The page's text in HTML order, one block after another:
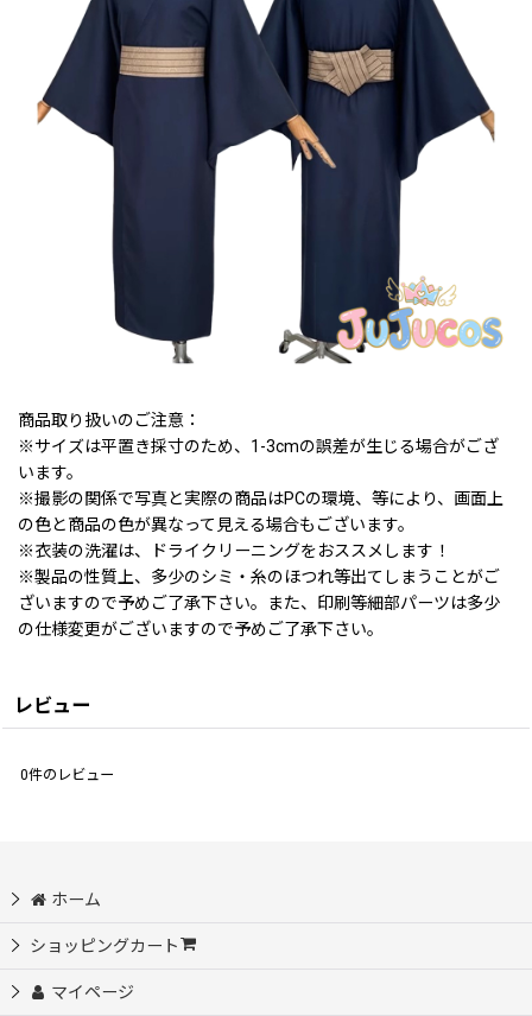
商品取り扱いのご注意：
※サイズは平置き採寸のため、1-3cmの誤差が生じる場合がござ
います。
※撮影の関係で写真と実際の商品はPCの環境、等により、画面上
の色と商品の色が異なって見える場合もございます。
※衣装の洗濯は、ドライクリーニングをおススメします！
※製品の性質上、多少のシミ・糸のほつれ等出てしまうことがご
ざいますので予めご了承下さい。また、印刷等細部パーツは多少
の仕様変更がございますので予めご了承下さい。
レビュー
0件のレビュー
ホーム
ショッピングカート
マイページ